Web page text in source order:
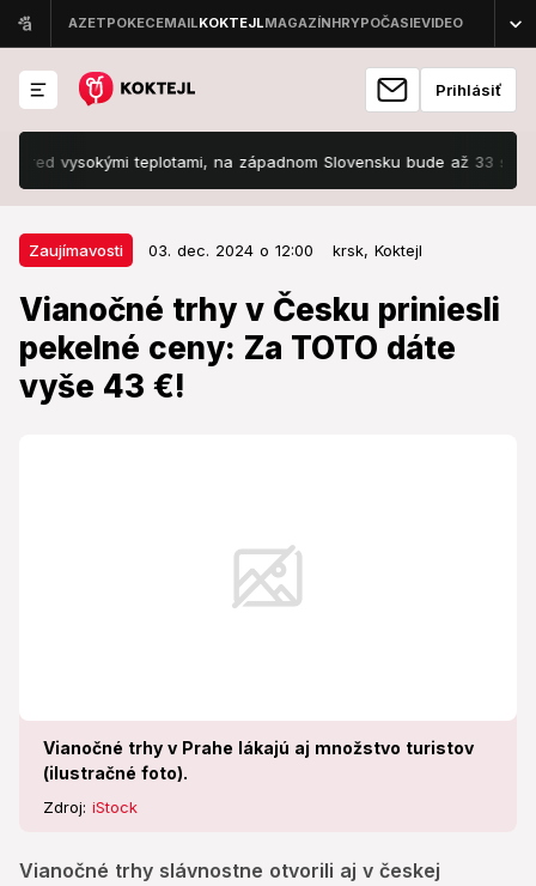
Prihlásiť
teplotami, na západnom Slovensku bude až 33 stupňov!
Zaujímavosti 03. dec. 2024 o 12:00 krsk, Koktejl
Vianočné trhy v Česku priniesli
pekelné ceny: Za TOTO dáte
vyše 43 €!
Vianočné trhy v Prahe lákajú aj množstvo turistov
(ilustračné foto).
Zdroj: iStock
Vianočné trhy slávnostne otvorili aj v českej
Zaujímavosti 03. dec. 2024 o 12:00
Vianočné trhy v Česku priniesli
pekelné ceny: Za TOTO dáte vyše
43 €!